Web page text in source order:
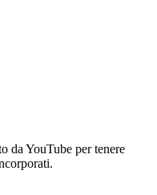
da YouTube per tenere